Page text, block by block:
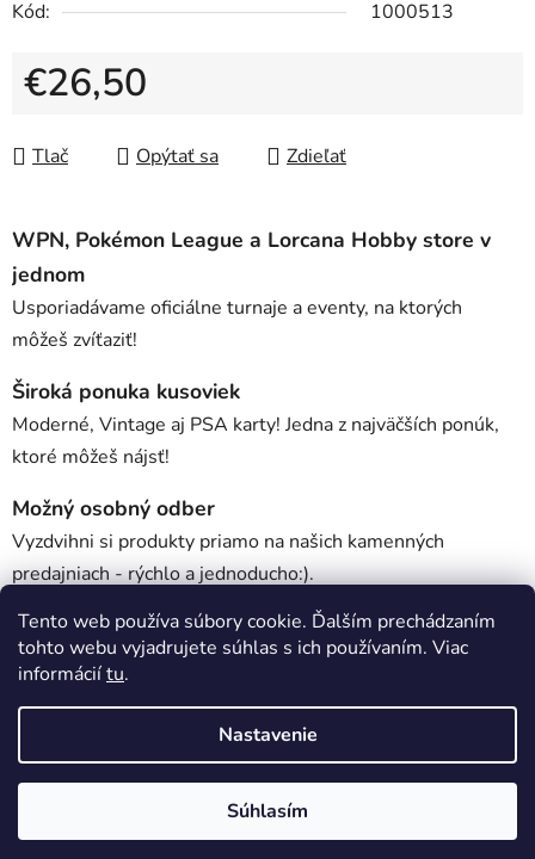
Tento web používa súbory cookie. Ďalším prechádzaním
tohto webu vyjadrujete súhlas s ich používaním. Viac
informáciítu.
Nastavenie
Súhlasím
Kód:
1000513
€26,50
Tlač
Opýtať sa Zdieľať
WPN, Pokémon League a Lorcana Hobby store v
jednom
Usporiadávame oficiálne turnaje a eventy, na ktorých
môžeš zvíťaziť!
Široká ponuka kusoviek
Moderné, Vintage aj PSA karty! Jedna z najväčších ponúk,
ktoré môžeš nájsť!
Možný osobný odber
Vyzdvihni si produkty priamo na našich kamenných
predajniach - rýchlo a jednoducho:).
Popis
Vytvoril Shoptet
Copyright 2026Kartovo. Všetky práva vyhradené.